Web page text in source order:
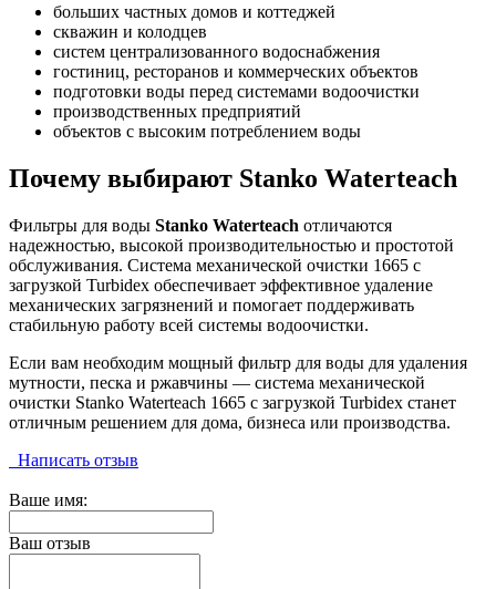
больших частных домов и коттеджей
скважин и колодцев
систем централизованного водоснабжения
гостиниц, ресторанов и коммерческих объектов
подготовки воды перед системами водоочистки
производственных предприятий
объектов с высоким потреблением воды
Почему выбирают Stanko Waterteach
Фильтры для воды Stanko Waterteach отличаются
надежностью, высокой производительностью и простотой
обслуживания. Система механической очистки 1665 с
загрузкой Turbidex обеспечивает эффективное удаление
механических загрязнений и помогает поддерживать
стабильную работу всей системы водоочистки.
Если вам необходим мощный фильтр для воды для удаления
мутности, песка и ржавчины — система механической
очистки Stanko Waterteach 1665 с загрузкой Turbidex станет
отличным решением для дома, бизнеса или производства.
Написать отзыв
Ваше имя:
Ваш отзыв